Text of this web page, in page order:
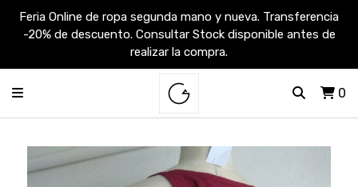
Feria Online de ropa segunda mano y nueva. Transferencia
-20% de descuento. Consultar Stock disponible antes de
realizar la compra.
0